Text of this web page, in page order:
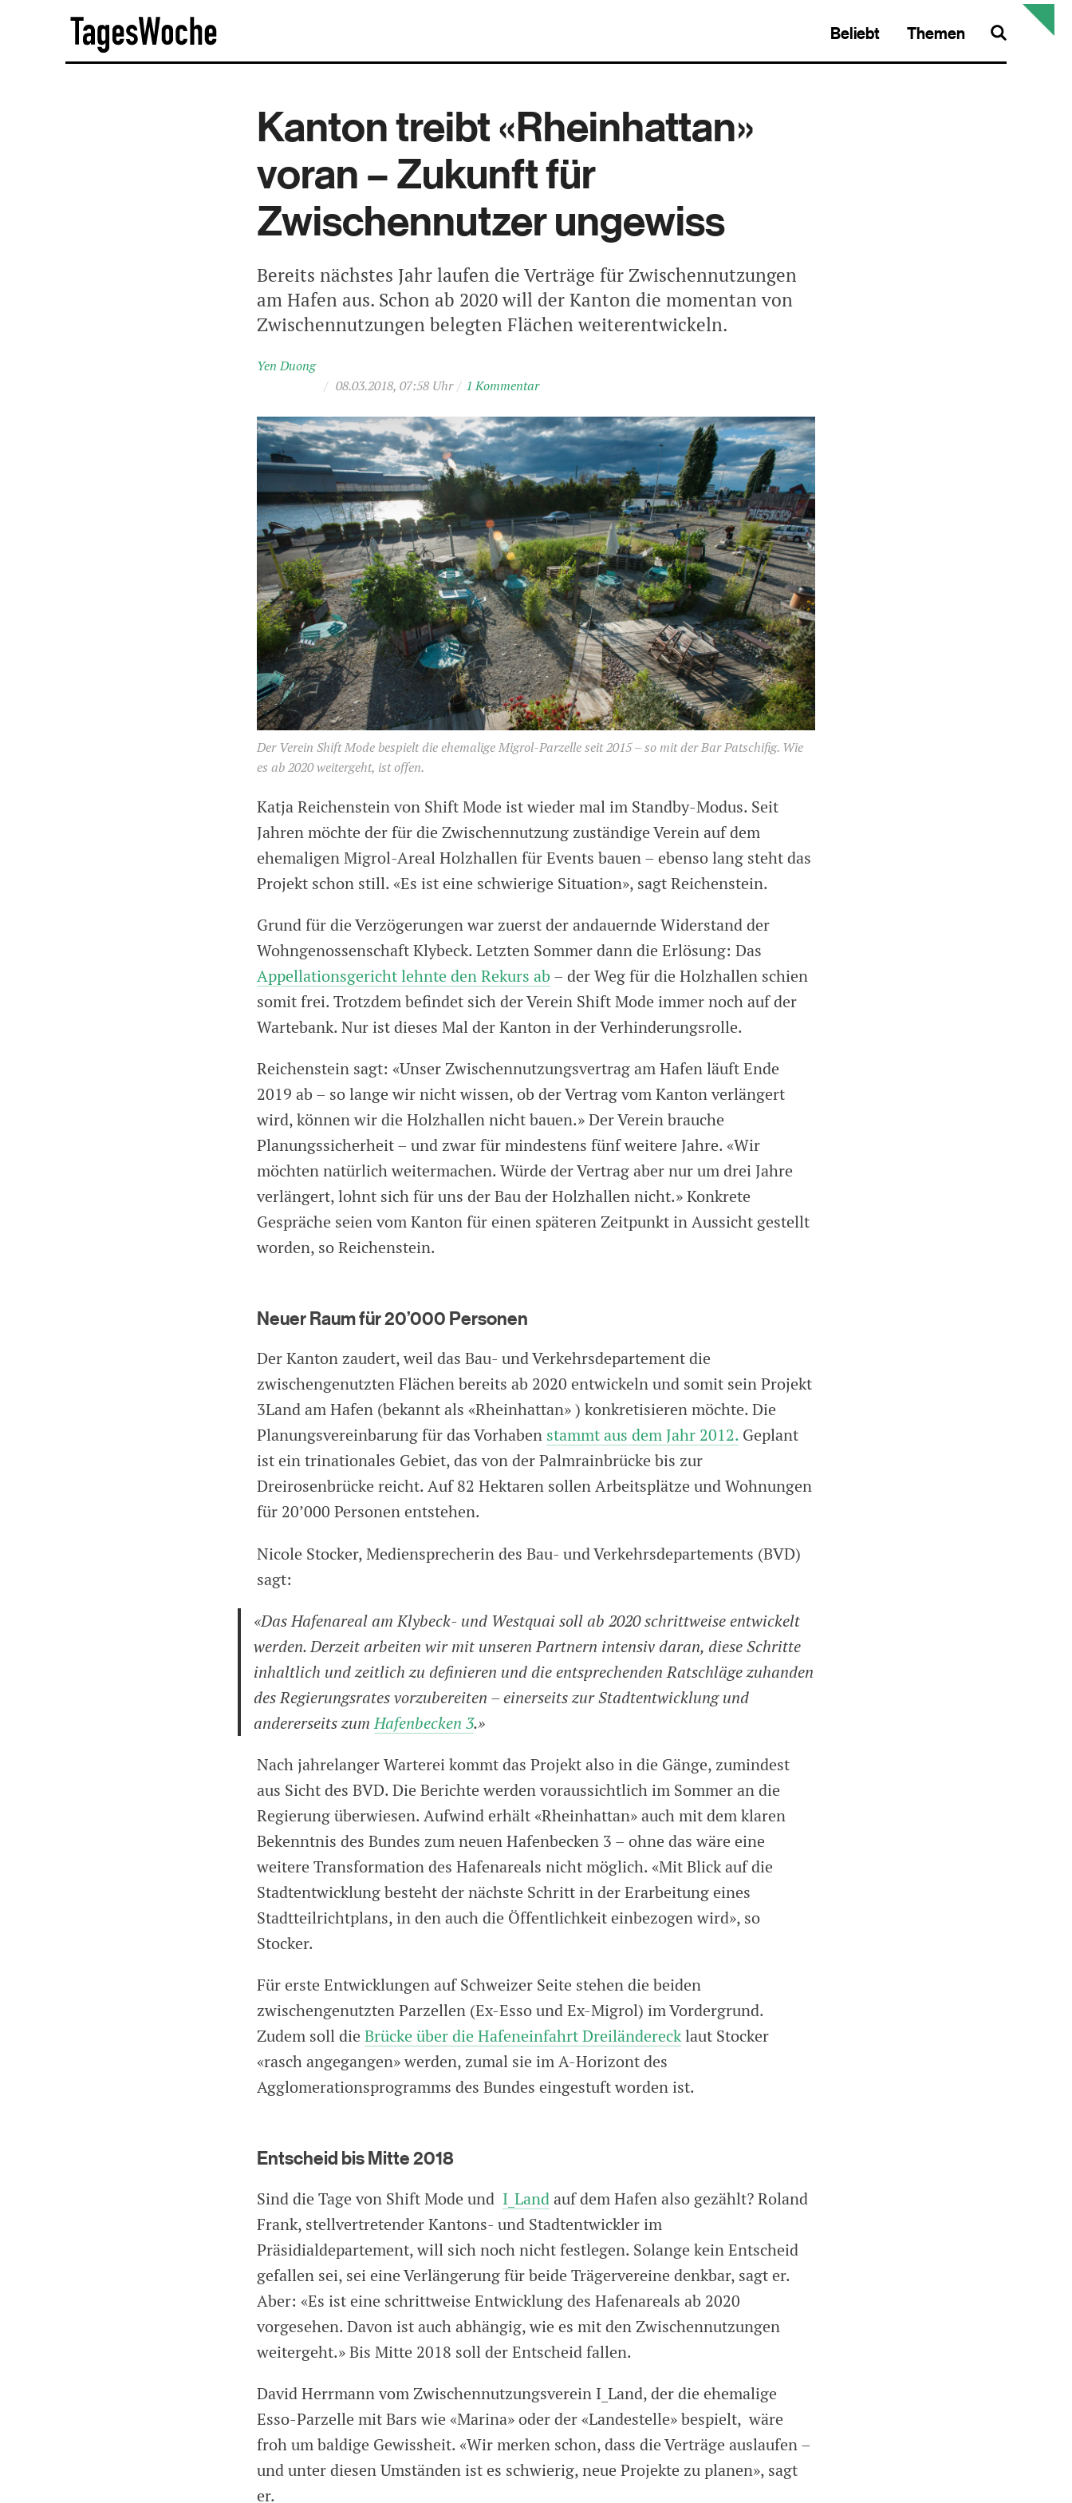
Beliebt Themen
Kanton treibt «Rheinhattan»
voran – Zukunft für
Zwischennutzer ungewiss
Bereits nächstes Jahr laufen die Verträge für Zwischennutzungen
am Hafen aus. Schon ab 2020 will der Kanton die momentan von
Zwischennutzungen belegten Flächen weiterentwickeln.
Yen Duong
/ 08.03.2018, 07:58 Uhr / 1 Kommentar
Der Verein Shift Mode bespielt die ehemalige Migrol-Parzelle seit 2015 – so mit der Bar Patschifig. Wie
es ab 2020 weitergeht, ist offen.
Katja Reichenstein von Shift Mode ist wieder mal im Standby-Modus. Seit
Jahren möchte der für die Zwischennutzung zuständige Verein auf dem
ehemaligen Migrol-Areal Holzhallen für Events bauen – ebenso lang steht das
Projekt schon still. «Es ist eine schwierige Situation», sagt Reichenstein.
Grund für die Verzögerungen war zuerst der andauernde Widerstand der
Wohngenossenschaft Klybeck. Letzten Sommer dann die Erlösung: Das
Appellationsgericht lehnte den Rekurs ab – der Weg für die Holzhallen schien
somit frei. Trotzdem befindet sich der Verein Shift Mode immer noch auf der
Wartebank. Nur ist dieses Mal der Kanton in der Verhinderungsrolle.
Reichenstein sagt: «Unser Zwischennutzungsvertrag am Hafen läuft Ende
2019 ab – so lange wir nicht wissen, ob der Vertrag vom Kanton verlängert
wird, können wir die Holzhallen nicht bauen.» Der Verein brauche
Planungssicherheit – und zwar für mindestens fünf weitere Jahre. «Wir
möchten natürlich weitermachen. Würde der Vertrag aber nur um drei Jahre
verlängert, lohnt sich für uns der Bau der Holzhallen nicht.» Konkrete
Gespräche seien vom Kanton für einen späteren Zeitpunkt in Aussicht gestellt
worden, so Reichenstein.
Neuer Raum für 20’000 Personen
Der Kanton zaudert, weil das Bau- und Verkehrsdepartement die
zwischengenutzten Flächen bereits ab 2020 entwickeln und somit sein Projekt
3Land am Hafen (bekannt als «Rheinhattan» ) konkretisieren möchte. Die
Planungsvereinbarung für das Vorhaben stammt aus dem Jahr 2012. Geplant
ist ein trinationales Gebiet, das von der Palmrainbrücke bis zur
Dreirosenbrücke reicht. Auf 82 Hektaren sollen Arbeitsplätze und Wohnungen
für 20’000 Personen entstehen.
Nicole Stocker, Mediensprecherin des Bau- und Verkehrsdepartements (BVD)
sagt:
«Das Hafenareal am Klybeck- und Westquai soll ab 2020 schrittweise entwickelt
werden. Derzeit arbeiten wir mit unseren Partnern intensiv daran, diese Schritte
inhaltlich und zeitlich zu definieren und die entsprechenden Ratschläge zuhanden
des Regierungsrates vorzubereiten – einerseits zur Stadtentwicklung und
andererseits zumHafenbecken 3.»
Nach jahrelanger Warterei kommt das Projekt also in die Gänge, zumindest
aus Sicht des BVD. Die Berichte werden voraussichtlich im Sommer an die
Regierung überwiesen. Aufwind erhält «Rheinhattan» auch mit dem klaren
Bekenntnis des Bundes zum neuen Hafenbecken 3 – ohne das wäre eine
weitere Transformation des Hafenareals nicht möglich. «Mit Blick auf die
Stadtentwicklung besteht der nächste Schritt in der Erarbeitung eines
Stadtteilrichtplans, in den auch die Öffentlichkeit einbezogen wird», so
Stocker.
Für erste Entwicklungen auf Schweizer Seite stehen die beiden
zwischengenutzten Parzellen (Ex-Esso und Ex-Migrol) im Vordergrund.
Zudem soll die Brücke über die Hafeneinfahrt Dreiländerecklaut Stocker
«rasch angegangen» werden, zumal sie im A-Horizont des
Agglomerationsprogramms des Bundes eingestuft worden ist.
Entscheid bis Mitte 2018
Sind die Tage von Shift Mode und I_Landauf dem Hafen also gezählt? Roland
Frank, stellvertretender Kantons- und Stadtentwickler im
Präsidialdepartement, will sich noch nicht festlegen. Solange kein Entscheid
gefallen sei, sei eine Verlängerung für beide Trägervereine denkbar, sagt er.
Aber: «Es ist eine schrittweise Entwicklung des Hafenareals ab 2020
vorgesehen. Davon ist auch abhängig, wie es mit den Zwischennutzungen
weitergeht.» Bis Mitte 2018 soll der Entscheid fallen.
David Herrmann vom Zwischennutzungsverein I_Land, der die ehemalige
Esso-Parzelle mit Bars wie «Marina» oder der «Landestelle» bespielt, wäre
froh um baldige Gewissheit. «Wir merken schon, dass die Verträge auslaufen –
und unter diesen Umständen ist es schwierig, neue Projekte zu planen», sagt
er.